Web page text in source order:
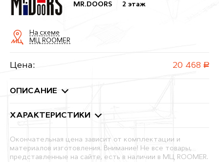
MR.DOORS 2 этаж
На схеме
МЦ ROOMER
Цена: 20 468 руб.
ОПИСАНИЕ
ХАРАКТЕРИСТИКИ
Окончательная цена зависит от комплектации и
материалов изготовления. Внимание! Не все товары,
представленные на сайте, есть в наличии в МЦ ROOMER.